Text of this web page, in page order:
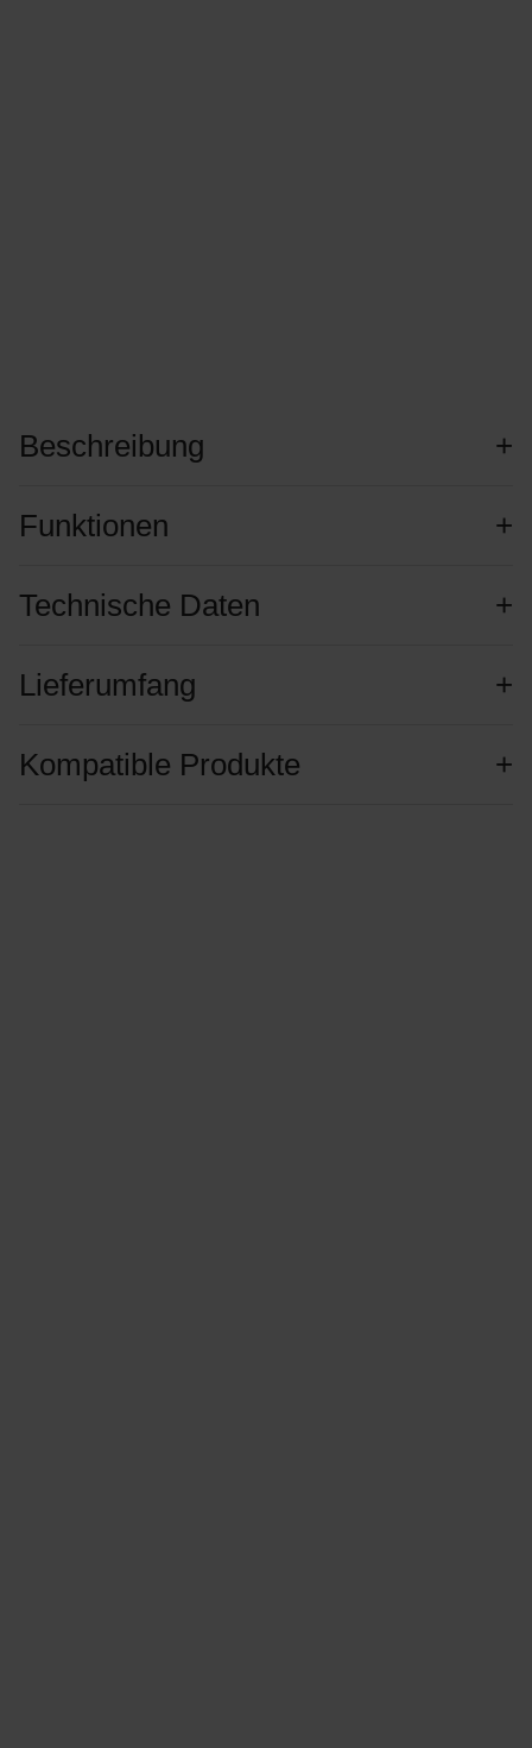
Beschreibung
Funktionen
Technische Daten
Lieferumfang
Kompatible Produkte